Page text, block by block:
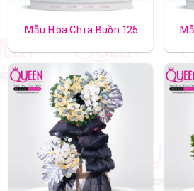
Mẫu Hoa Chia Buồn 125